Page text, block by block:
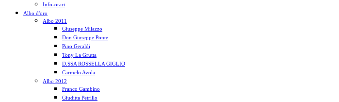
Info-orari
Albo d'oro
Albo 2011
Giuseppe Milazzo
Don Giuseppe Ponte
Pino Geraldi
Tony La Grutta
D.SSA ROSSELLA GIGLIO
Carmelo Avola
Albo 2012
Franco Gambino
Giuditta Petrillo